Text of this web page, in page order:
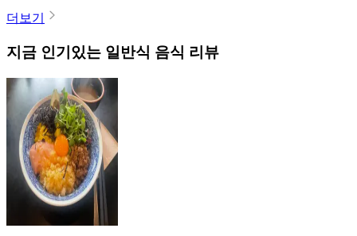
더보기
지금 인기있는 일반식 음식 리뷰